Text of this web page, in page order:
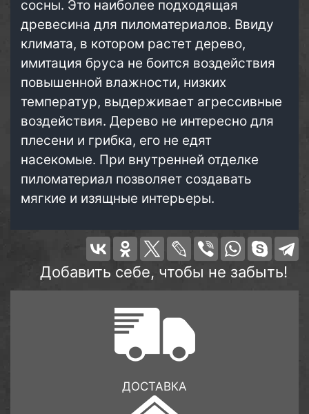
сосны. Это наиболее подходящая
древесина для пиломатериалов. Ввиду
климата, в котором растет дерево,
имитация бруса не боится воздействия
повышенной влажности, низких
температур, выдерживает агрессивные
воздействия. Дерево не интересно для
плесени и грибка, его не едят
насекомые. При внутренней отделке
пиломатериал позволяет создавать
мягкие и изящные интерьеры.
Добавить себе, чтобы не забыть!
ДОСТАВКА